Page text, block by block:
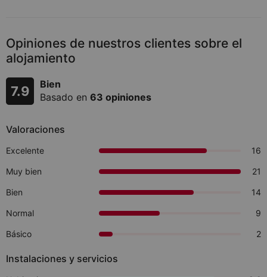
Opiniones de nuestros clientes sobre el
alojamiento
7.9
Bien
Basado en 63 opiniones